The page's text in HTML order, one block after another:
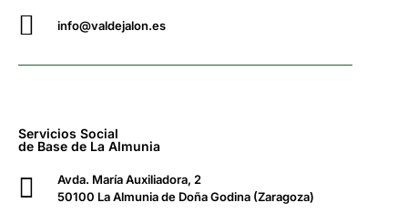
info@valdejalon.es
Servicios Social
de Base de La Almunia
Avda. María Auxiliadora, 2
50100 La Almunia de Doña Godina (Zaragoza)